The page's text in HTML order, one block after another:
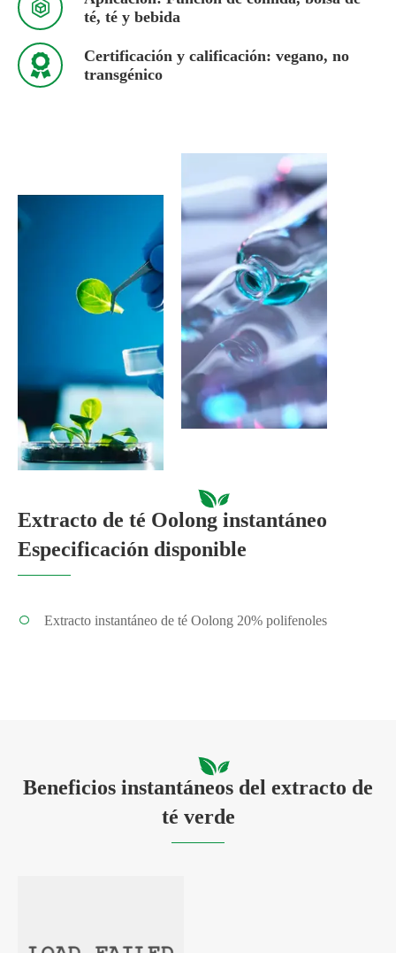

té, té y bebida

Certificación y calificación: vegano, no
transgénico
Extracto de té Oolong instantáneo
Especificación disponible
Extracto instantáneo de té Oolong 20% polifenoles
Beneficios instantáneos del extracto de
té verde